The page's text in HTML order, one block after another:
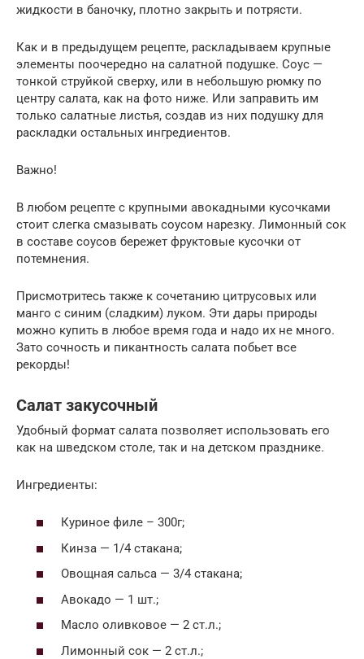
жидкости в баночку, плотно закрыть и потрясти.
Как и в предыдущем рецепте, раскладываем крупные
элементы поочередно на салатной подушке. Соус —
тонкой струйкой сверху, или в небольшую рюмку по
центру салата, как на фото ниже. Или заправить им
только салатные листья, создав из них подушку для
раскладки остальных ингредиентов.
Важно!
В любом рецепте с крупными авокадными кусочками
стоит слегка смазывать соусом нарезку. Лимонный сок
в составе соусов бережет фруктовые кусочки от
потемнения.
Присмотритесь также к сочетанию цитрусовых или
манго с синим (сладким) луком. Эти дары природы
можно купить в любое время года и надо их не много.
Зато сочность и пикантность салата побьет все
рекорды!
Салат закусочный
Удобный формат салата позволяет использовать его
как на шведском столе, так и на детском празднике.
Ингредиенты:
Куриное филе – 300г;
Кинза — 1/4 стакана;
Овощная сальса — 3/4 стакана;
Авокадо — 1 шт.;
Масло оливковое — 2 ст.л.;
Лимонный сок — 2 ст.л.;